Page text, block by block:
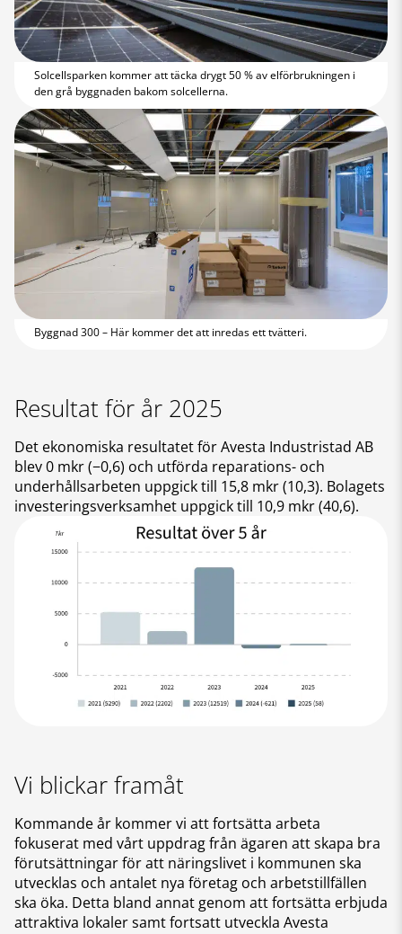
Solcellsparken kommer att täcka drygt 50 % av elförbrukningen i
den grå byggnaden bakom solcellerna.
Byggnad 300 – Här kommer det att inredas ett tvätteri.
Resultat för år 2025
Det ekonomiska resultatet för Avesta Industristad AB
blev 0 mkr (−0,6) och utförda reparations- och
underhållsarbeten uppgick till 15,8 mkr (10,3). Bolagets
investeringsverksamhet uppgick till 10,9 mkr (40,6).
Vi blickar framåt
Kommande år kommer vi att fortsätta arbeta
fokuserat med vårt uppdrag från ägaren att skapa bra
förutsättningar för att näringslivet i kommunen ska
utvecklas och antalet nya företag och arbetstillfällen
ska öka. Detta bland annat genom att fortsätta erbjuda
attraktiva lokaler samt fortsatt utveckla Avesta